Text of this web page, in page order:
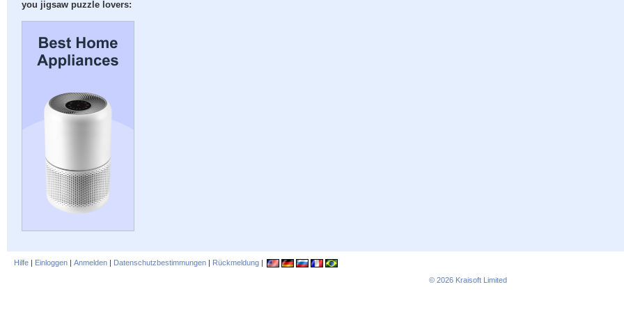
you jigsaw puzzle lovers:
Hilfe | Einloggen | Anmelden | Datenschutzbestimmungen | Rückmeldung |
© 2026 Kraisoft Limited